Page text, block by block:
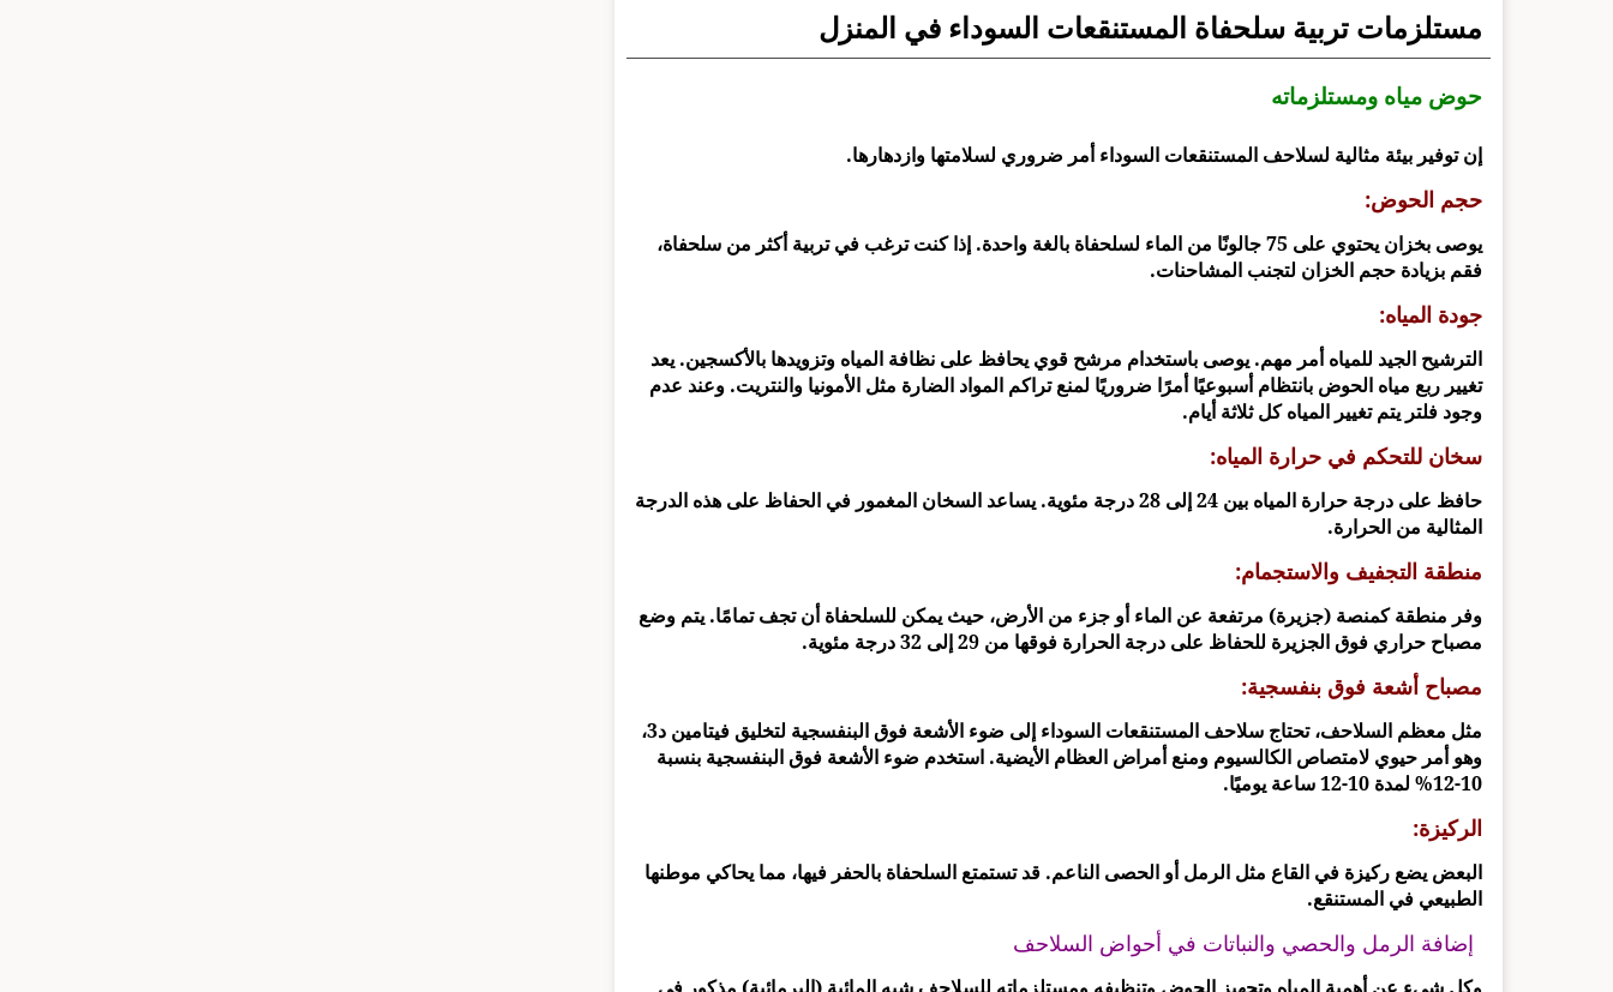
مستلزمات تربية سلحفاة المستنقعات السوداء في المنزل
حوض مياه ومستلزماته
إن توفير بيئة مثالية لسلاحف المستنقعات السوداء أمر ضروري لسلامتها وازدهارها.
حجم الحوض:
يوصى بخزان يحتوي على 75 جالونًا من الماء لسلحفاة بالغة واحدة. إذا كنت ترغب في تربية أكثر من سلحفاة،
فقم بزيادة حجم الخزان لتجنب المشاحنات.
جودة المياه:
الترشيح الجيد للمياه أمر مهم. يوصى باستخدام مرشح قوي يحافظ على نظافة المياه وتزويدها بالأكسجين. يعد
تغيير ربع مياه الحوض بانتظام أسبوعيًا أمرًا ضروريًا لمنع تراكم المواد الضارة مثل الأمونيا والنتريت. وعند عدم
وجود فلتر يتم تغيير المياه كل ثلاثة أيام.
سخان للتحكم في حرارة المياه:
حافظ على درجة حرارة المياه بين 24 إلى 28 درجة مئوية. يساعد السخان المغمور في الحفاظ على هذه الدرجة
المثالية من الحرارة.
منطقة التجفيف والاستجمام:
وفر منطقة كمنصة (جزيرة) مرتفعة عن الماء أو جزء من الأرض، حيث يمكن للسلحفاة أن تجف تمامًا. يتم وضع
مصباح حراري فوق الجزيرة للحفاظ على درجة الحرارة فوقها من 29 إلى 32 درجة مئوية.
مصباح أشعة فوق بنفسجية:
مثل معظم السلاحف، تحتاج سلاحف المستنقعات السوداء إلى ضوء الأشعة فوق البنفسجية لتخليق فيتامين د3،
وهو أمر حيوي لامتصاص الكالسيوم ومنع أمراض العظام الأيضية. استخدم ضوء الأشعة فوق البنفسجية بنسبة
10-12% لمدة 10-12 ساعة يوميًا.
الركيزة:
البعض يضع ركيزة في القاع مثل الرمل أو الحصى الناعم. قد تستمتع السلحفاة بالحفر فيها، مما يحاكي موطنها
الطبيعي في المستنقع.
إضافة الرمل والحصي والنباتات في أحواض السلاحف